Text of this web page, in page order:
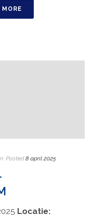
MORE
Posted 8 april 2025
Locatie: